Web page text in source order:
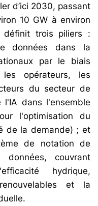
d’ici 2030, passant
10 GW à environ
trois piliers :
données dans la
par le biais
opérateurs, les
du secteur de
dans l'ensemble
l'optimisation du
de la demande) ; et
de notation de
couvrant
hydrique,
et la